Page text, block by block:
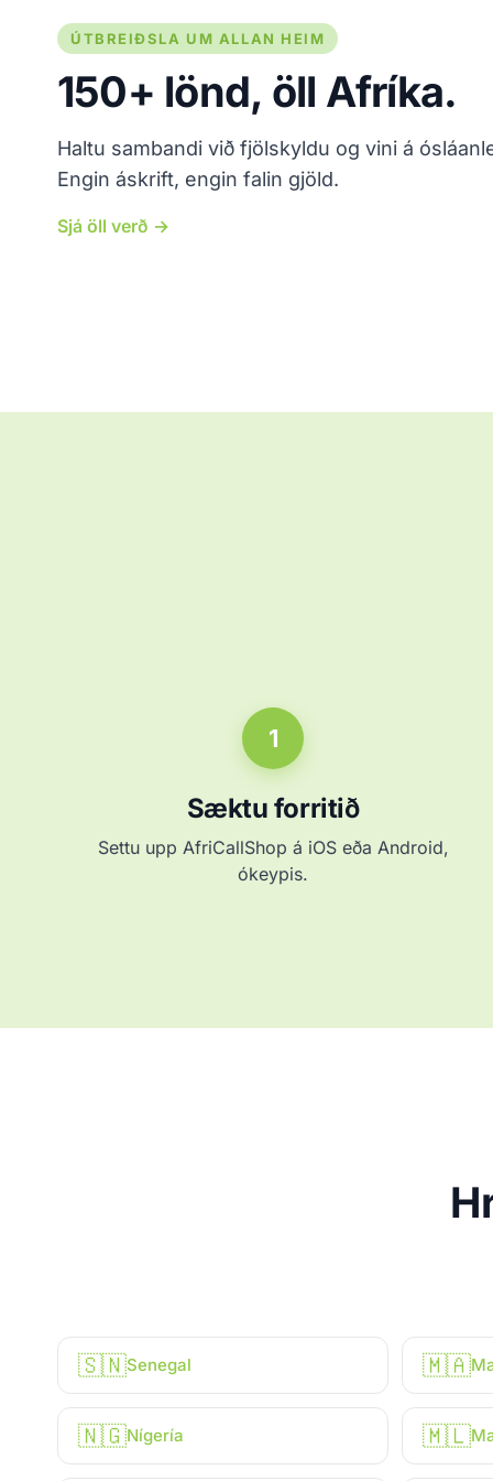
ÚTBREIÐSLA UM ALLAN HEIM
150+ lönd, öll Afríka.
Haltu sambandi við fjölskyldu og vini á
Engin áskrift, engin falin gjöld.
Sjá öll verð →
1
Sæktu forritið
Settu upp AfriCallShop á iOS eða Android,
ókeypis.
🇸🇳Senegal 🇲🇦
🇳🇬Nígería 🇲🇱